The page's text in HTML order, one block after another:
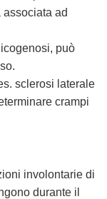
ad
può
sclerosi laterale
crampi
involontarie di
durante il